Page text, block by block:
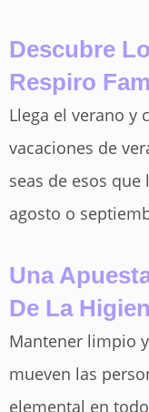
Descubre
Respiro
Llega el verano y
vacaciones de
seas de esos
agosto o
Una
De La
Mantener limpio
mueven las
elemental en